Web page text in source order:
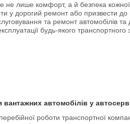
лише комфорт, а й безпека кожної
у дорогий ремонт або призвести
та ремонт автомобілів та
будь-якого транспортного
автомобілів у
роботи транспортної